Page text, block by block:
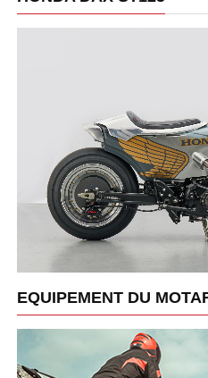
EQUIPEMENT DU